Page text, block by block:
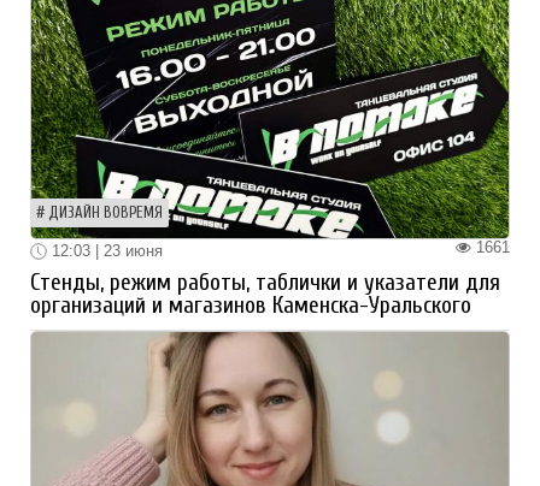
ДИЗАЙН ВОВРЕМЯ
1661
12:03 | 23 июня
Стенды, режим работы, таблички и указатели для
организаций и магазинов Каменска-Уральского